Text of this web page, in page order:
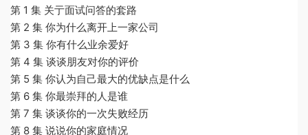
第 1 集 关亍面试问答的套路
第 2 集 你为什么离开上一家公司
第 3 集 你有什么业余爱好
第 4 集 谈谈朋友对你的评价
第 5 集 你认为自己最大的优缺点是什么
第 6 集 你最崇拜的人是谁
第 7 集 谈谈你的一次失败经历
第 8 集 说说你的家庭情况